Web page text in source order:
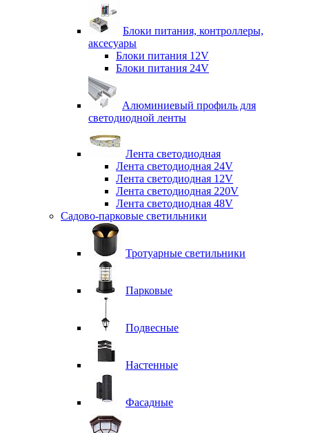
Блоки питания, контроллеры,
аксесуары
Блоки питания 12V
Блоки питания 24V
Алюминиевый профиль для
светодиодной ленты
Лента светодиодная
Лента светодиодная 24V
Лента светодиодная 12V
Лента светодиодная 220V
Лента светодиодная 48V
Садово-парковые светильники
Тротуарные светильники
Парковые
Подвесные
Настенные
Фасадные